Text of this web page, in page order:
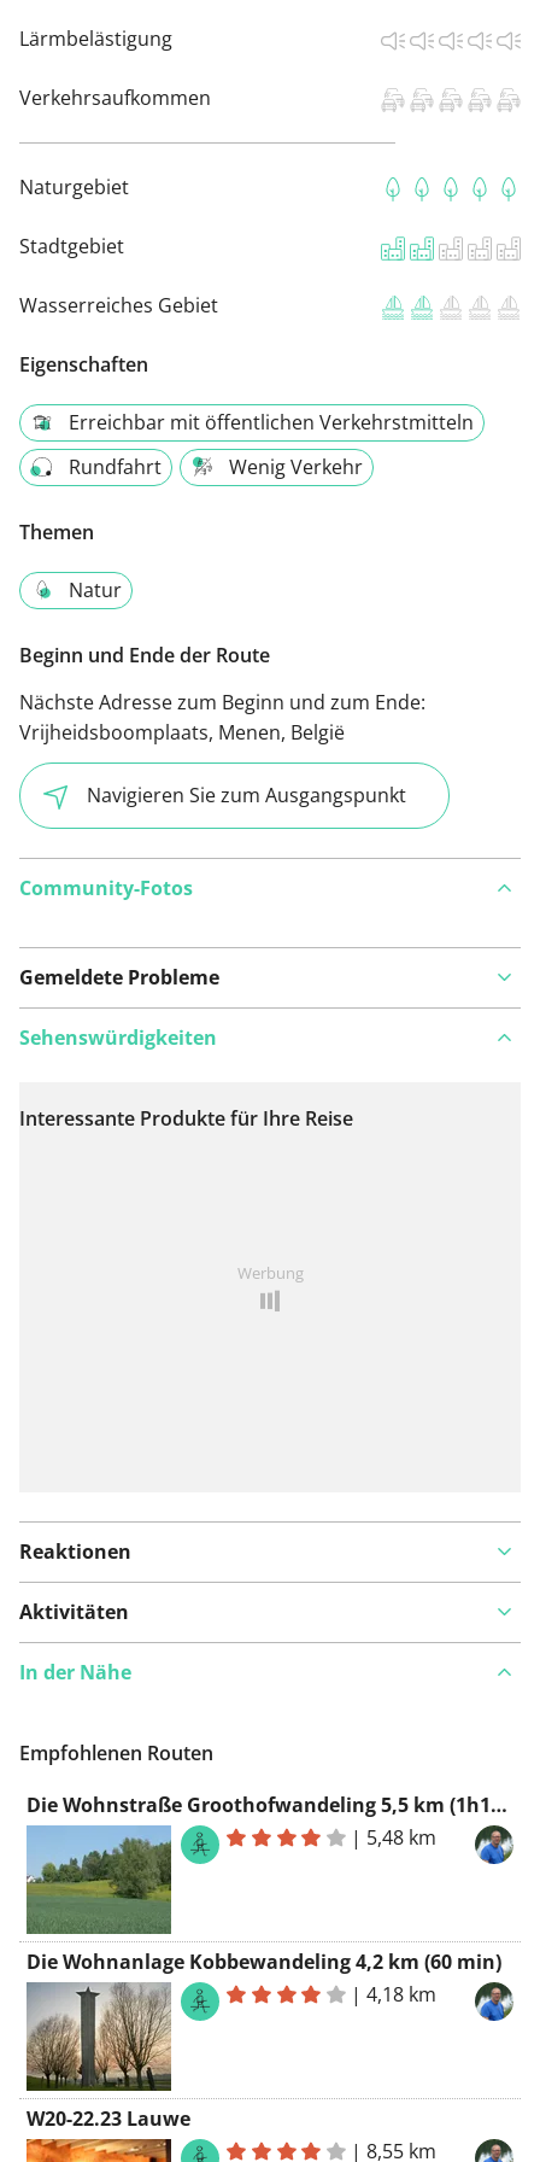
Lärmbelästigung
Verkehrsaufkommen
Naturgebiet
Stadtgebiet
Wasserreiches Gebiet
Eigenschaften
Erreichbar mit öffentlichen Verkehrstmitteln
Rundfahrt
Wenig Verkehr
Themen
Natur
Beginn und Ende der Route
Nächste Adresse zum Beginn und zum Ende:
Vrijheidsboomplaats, Menen, België
Navigieren Sie zum Ausgangspunkt
Community-Fotos
Gemeldete Probleme
Auf Karte anzeigen
Sehenswürdigkeiten
Interessante Produkte für Ihre Reise
Werbung
Reaktionen
Aktivitäten
In der Nähe
Empfohlenen Routen
Die Wohnstraße Groothofwandeling 5,5 km (1h15min)
| 5,48 km
Die Wohnanlage Kobbewandeling 4,2 km (60 min)
|4,18 km
W20-22.23 Lauwe
|8,55 km